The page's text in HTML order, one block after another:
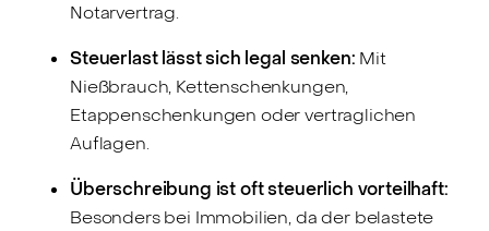
Notarvertrag.
Steuerlast lässt sich legal senken: Mit
Nießbrauch, Kettenschenkungen,
Etappenschenkungen oder vertraglichen
Auflagen.
Überschreibung ist oft steuerlich vorteilhaft:
Besonders bei Immobilien, da der belastete